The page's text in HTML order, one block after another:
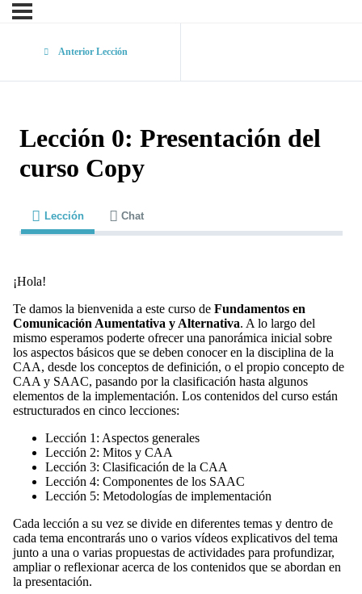
Anterior Lección
Lección 0: Presentación del
curso Copy
Lección Chat
¡Hola!
Te damos la bienvenida a este curso de Fundamentos en
Comunicación Aumentativa y Alternativa. A lo largo del
mismo esperamos poderte ofrecer una panorámica inicial sobre
los aspectos básicos que se deben conocer en la disciplina de la
CAA, desde los conceptos de definición, o el propio concepto de
CAA y SAAC, pasando por la clasificación hasta algunos
elementos de la implementación. Los contenidos del curso están
estructurados en cinco lecciones:
Lección 1: Aspectos generales
Lección 2: Mitos y CAA
Lección 3: Clasificación de la CAA
Lección 4: Componentes de los SAAC
Lección 5: Metodologías de implementación
Cada lección a su vez se divide en diferentes temas y dentro de
cada tema encontrarás uno o varios vídeos explicativos del tema
junto a una o varias propuestas de actividades para profundizar,
ampliar o reflexionar acerca de los contenidos que se abordan en
la presentación.